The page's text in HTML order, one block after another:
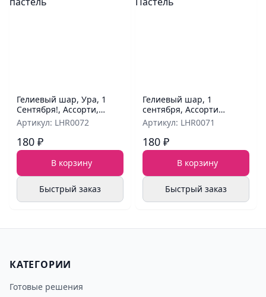
Гелиевый шар, Ура, 1
Сентября!, Ассорти,
пастель
Артикул: LHR0072
180 ₽
В корзину
Быстрый заказ
Гелиевый шар, 1
сентября, Ассорти
Пастель
Артикул: LHR0071
180 ₽
В корзину
Быстрый заказ
КАТЕГОРИИ
Готовые решения